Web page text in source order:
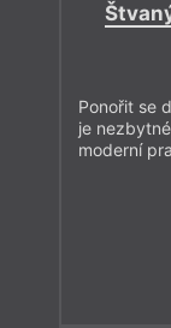
Ponořit se
je
moderní